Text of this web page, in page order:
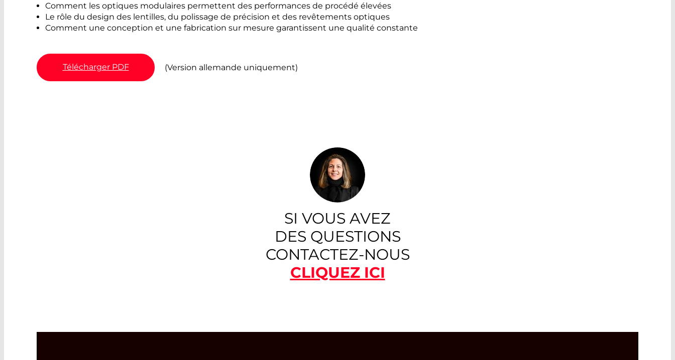
Comment les optiques modulaires permettent des performances de procédé élevées
Le rôle du design des lentilles, du polissage de précision et des revêtements optiques
Comment une conception et une fabrication sur mesure garantissent une qualité constante
Télécharger PDF (Version allemande uniquement)
SI VOUS AVEZ
DES QUESTIONS
CONTACTEZ-NOUS
CLIQUEZ ICI